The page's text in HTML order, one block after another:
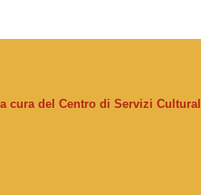
cura del Centro di Servizi